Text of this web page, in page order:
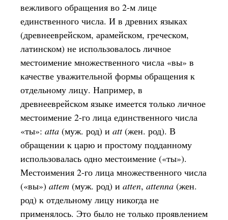
вежливого обращения во 2-м лице
единственного числа. И в древних языках
(древнееврейском, арамейском, греческом,
латинском) не использовалось личное
местоимение множественного числа «вы» в
качестве уважительной формы обращения к
отдельному лицу. Например, в
древнееврейском языке имеется только личное
местоимение 2-го лица единственного числа
«ты»: atta (муж. род) и att(жен. род). В
обращении к царю и простому подданному
использовалась одно местоимение («ты»).
Местоимения 2-го лица множественного числа
(«вы») attem (муж. род) и atten, attenna (жен.
род) к отдельному лицу никогда не
применялось. Это было не только проявлением